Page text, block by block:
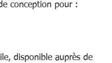
conception pour :
disponible auprès de